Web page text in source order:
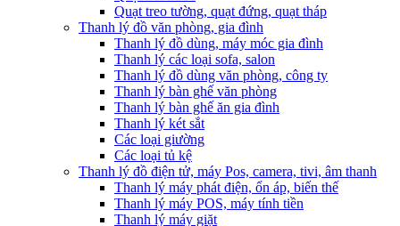
Quạt treo tường, quạt đứng, quạt tháp
Thanh lý đồ văn phòng, gia đình
Thanh lý đồ dùng, máy móc gia đình
Thanh lý các loại sofa, salon
Thanh lý đồ dùng văn phòng, công ty
Thanh lý bàn ghế văn phòng
Thanh lý bàn ghế ăn gia đình
Thanh lý két sắt
Các loại giường
Các loại tủ kệ
Thanh lý đồ điện tử, máy Pos, camera, tivi, âm thanh
Thanh lý máy phát điện, ổn áp, biến thế
Thanh lý máy POS, máy tính tiền
Thanh lý máy giặt